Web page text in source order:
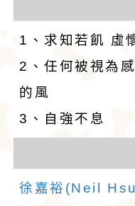
1、求知若飢 虛
2、任何被視為
的風
3、自強不息
徐嘉裕(Neil